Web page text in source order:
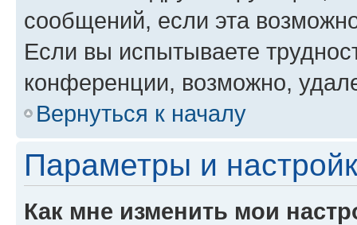
сообщений, если эта
Если вы испытываете
конференции, возможно,
Вернуться к началу
Параметры и
Как мне изменить мои